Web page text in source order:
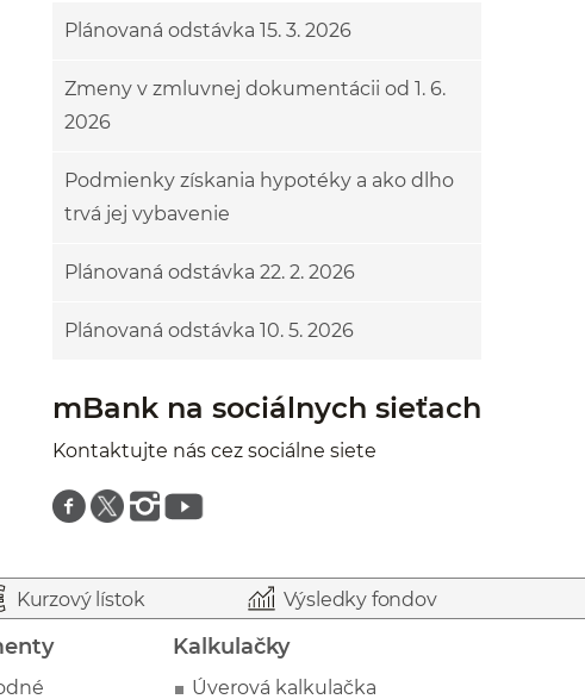
Plánovaná odstávka 15. 3. 2026
Zmeny v zmluvnej dokumentácii od 1. 6.
2026
Podmienky získania hypotéky a ako dlho
trvá jej vybavenie
Plánovaná odstávka 22. 2. 2026
Plánovaná odstávka 10. 5. 2026
mBank na sociálnych sieťach
Kontaktujte nás cez sociálne siete
Znajdź nas na facebooku
Znajdź nas na twitterze
Znajdź nas na instagramie
Znajdź nas na youtube
Kurzový lístok Výsledky fondov
Kalkulačky
Úverová kalkulačka